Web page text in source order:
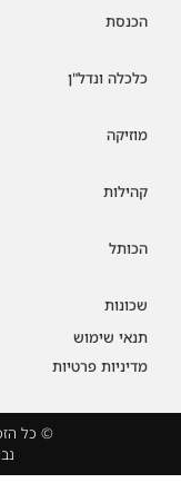
הכנסת
כלכלה ונדל"ן
מוזיקה
קהילות
הכותל
שכונות
תנאי שימוש
מדיניות פרטיות
© כל